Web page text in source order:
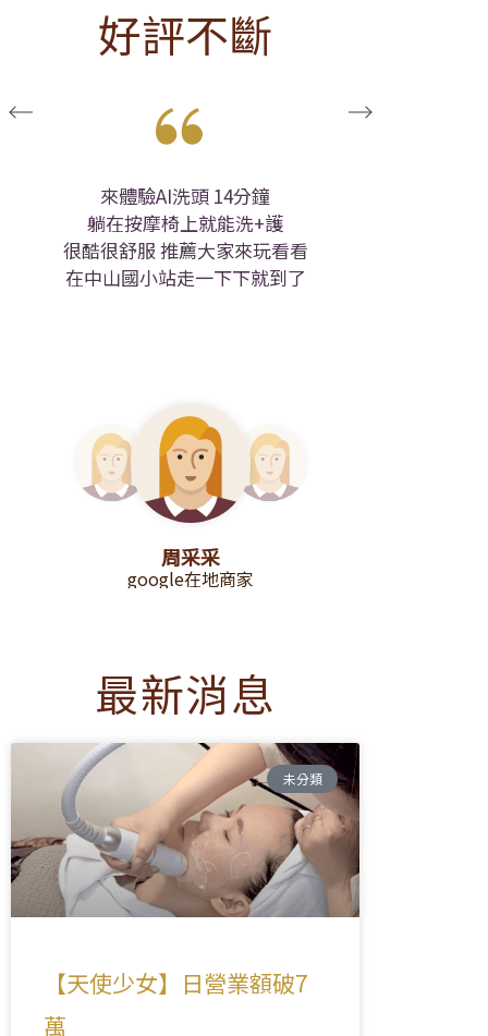
好評不斷
來體驗AI洗頭 14分鐘
躺在按摩椅上就能洗+護
很酷很舒服 推薦大家來玩看看
在中山國小站走一下下就到了
周采采
google在地商家
最新消息
未分類
【天使少女】日營業額破7
萬